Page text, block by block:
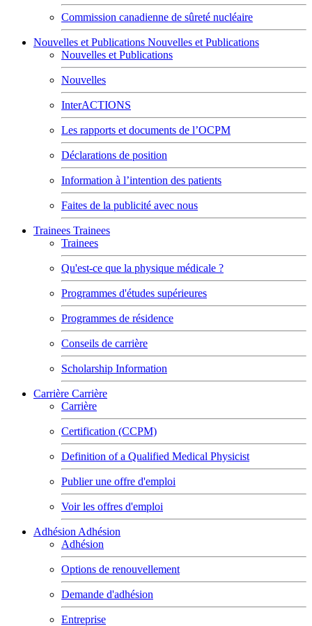
Commission canadienne de sûreté nucléaire
Nouvelles et Publications Nouvelles et Publications
Nouvelles et Publications
Nouvelles
InterACTIONS
Les rapports et documents de l’OCPM
Déclarations de position
Information à l’intention des patients
Faites de la publicité avec nous
Trainees Trainees
Trainees
Qu'est-ce que la physique médicale ?
Programmes d'études supérieures
Programmes de résidence
Conseils de carrière
Scholarship Information
Carrière Carrière
Carrière
Certification (CCPM)
Definition of a Qualified Medical Physicist
Publier une offre d'emploi
Voir les offres d'emploi
Adhésion Adhésion
Adhésion
Options de renouvellement
Demande d'adhésion
Entreprise